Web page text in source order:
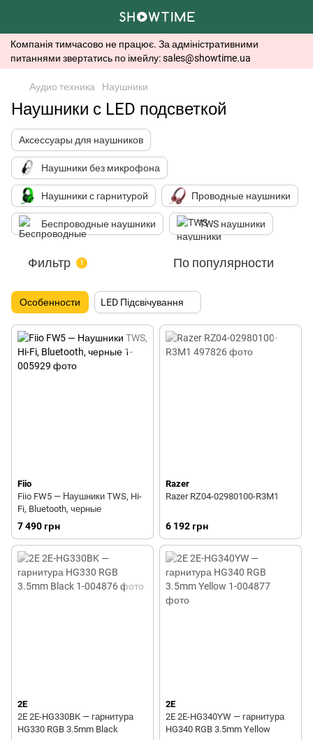
Компанія тимчасово не працює. За адміністративними
питаннями звертатись по імейлу: sales@showtime.ua
Аудио техника Наушники
Наушники с LED подсветкой
Аксессуары для наушников
Наушники без микрофона
Наушники с гарнитурой Проводные наушники
Беспроводные наушники TWS наушники
Фильтр 1 По популярности
Особенности LED Підсвічування
Fiio
Fiio FW5 — Наушники TWS, Hi-
Fi, Bluetooth, черные
7 490 грн
Razer
Razer RZ04-02980100-R3M1
6 192 грн
2E
2E 2E-HG330BK — гарнитура
HG330 RGB 3.5mm Black
2E
2E 2E-HG340YW — гарнитура
HG340 RGB 3.5mm Yellow